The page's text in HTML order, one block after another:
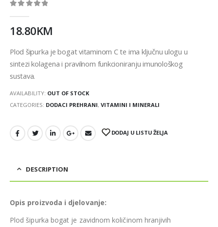
18.80KM
Plod šipurka je bogat vitaminom C te ima ključnu ulogu u
sintezi kolagena i pravilnom funkcioniranju imunološkog
sustava.
AVAILABILITY: OUT OF STOCK
CATEGORIES: DODACI PREHRANI, VITAMINI I MINERALI
DODAJ U LISTU ŽELJA
DESCRIPTION
Opis proizvoda i djelovanje:
Plod šipurka bogat je zavidnom količinom hranjivih